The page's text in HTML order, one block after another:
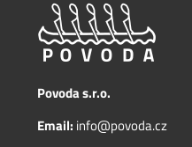
Povoda s.r.o.
Email: info@povoda.cz